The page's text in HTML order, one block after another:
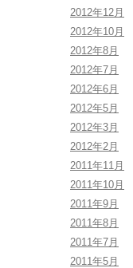
2012年12月
2012年10月
2012年8月
2012年7月
2012年6月
2012年5月
2012年3月
2012年2月
2011年11月
2011年10月
2011年9月
2011年8月
2011年7月
2011年5月